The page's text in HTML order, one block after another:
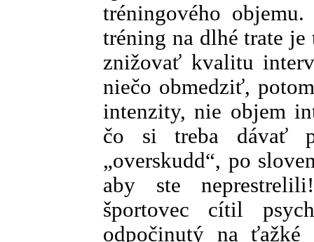
tréningového
tréning na dlhé trate
znižovať kvalitu
niečo obmedziť,
intenzity, nie objem
čo si treba dávať
„overskudd“, po
aby ste
športovec cítil
odpočinutý na